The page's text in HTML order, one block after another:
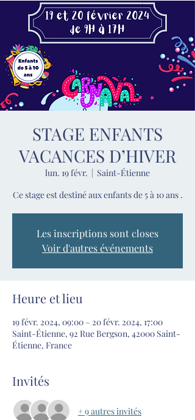
STAGE ENFANTS
VACANCES D’HIVER
lun. 19 févr.
  |
Saint-Étienne
Ce stage est destiné aux enfants de 5 à 10 ans .
Les inscriptions sont closes
Voir d'autres événements
Heure et lieu
19 févr. 2024, 09:00 – 20 févr. 2024, 17:00
Saint-Étienne, 92 Rue Bergson, 42000 Saint-
Étienne, France
Invités
+ 9 autres invités